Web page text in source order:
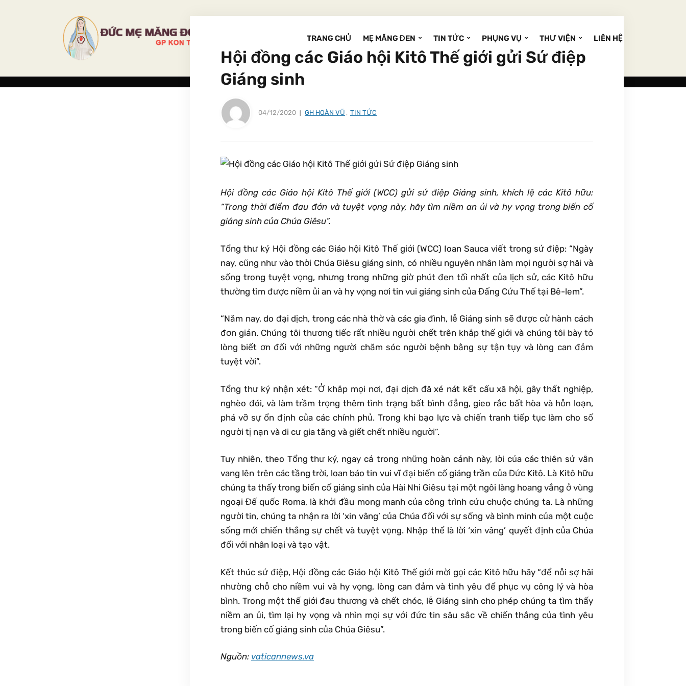
TRANG CHỦ MẸ MĂNG ĐEN TIN TỨC PHỤNG VỤ THƯ VIỆN LIÊN HỆ
Hội đồng các Giáo hội Kitô Thế giới gửi Sứ điệp
Giáng sinh
04/12/2020 GH HOÀN VŨ , TIN TỨC
Hội đồng các Giáo hội Kitô Thế giới (WCC) gửi sứ điệp Giáng sinh, khích lệ các Kitô hữu:
“Trong thời điểm đau đớn và tuyệt vọng này, hãy tìm niềm an ủi và hy vọng trong biến cố
giáng sinh của Chúa Giêsu”.
Tổng thư ký Hội đồng các Giáo hội Kitô Thế giới (WCC) Ioan Sauca viết trong sứ điệp: “Ngày
nay, cũng như vào thời Chúa Giêsu giáng sinh, có nhiều nguyên nhân làm mọi người sợ hãi và
sống trong tuyệt vọng, nhưng trong những giờ phút đen tối nhất của lịch sử, các Kitô hữu
thường tìm được niềm ủi an và hy vọng nơi tin vui giáng sinh của Đấng Cứu Thế tại Bê-lem”.
“Năm nay, do đại dịch, trong các nhà thờ và các gia đình, lễ Giáng sinh sẽ được cử hành cách
đơn giản. Chúng tôi thương tiếc rất nhiều người chết trên khắp thế giới và chúng tôi bày tỏ
lòng biết ơn đối với những người chăm sóc người bệnh bằng sự tận tụy và lòng can đảm
tuyệt vời”.
Tổng thư ký nhận xét: “Ở khắp mọi nơi, đại dịch đã xé nát kết cấu xã hội, gây thất nghiệp,
nghèo đói, và làm trầm trọng thêm tình trạng bất bình đẳng, gieo rắc bất hòa và hỗn loạn,
phá vỡ sự ổn định của các chính phủ. Trong khi bạo lực và chiến tranh tiếp tục làm cho số
người tị nạn và di cư gia tăng và giết chết nhiều người”.
Tuy nhiên, theo Tổng thư ký, ngay cả trong những hoàn cảnh này, lời của các thiên sứ vẫn
vang lên trên các tầng trời, loan báo tin vui vĩ đại biến cố giáng trần của Đức Kitô. Là Kitô hữu
chúng ta thấy trong biến cố giáng sinh của Hài Nhi Giêsu tại một ngôi làng hoang vắng ở vùng
ngoại Đế quốc Roma, là khởi đầu mong manh của công trình cứu chuộc chúng ta. Là những
người tin, chúng ta nhận ra lời ‘xin vâng’ của Chúa đối với sự sống và bình minh của một cuộc
sống mới chiến thắng sự chết và tuyệt vọng. Nhập thể là lời ‘xin vâng’ quyết định của Chúa
đối với nhân loại và tạo vật.
Kết thúc sứ điệp, Hội đồng các Giáo hội Kitô Thế giới mời gọi các Kitô hữu hãy “để nỗi sợ hãi
nhường chỗ cho niềm vui và hy vọng, lòng can đảm và tình yêu để phục vụ công lý và hòa
bình. Trong một thế giới đau thương và chết chóc, lễ Giáng sinh cho phép chúng ta tìm thấy
niềm an ủi, tìm lại hy vọng và nhìn mọi sự với đức tin sâu sắc về chiến thắng của tình yêu
trong biến cố giáng sinh của Chúa Giêsu”.
Nguồn: vaticannews.va